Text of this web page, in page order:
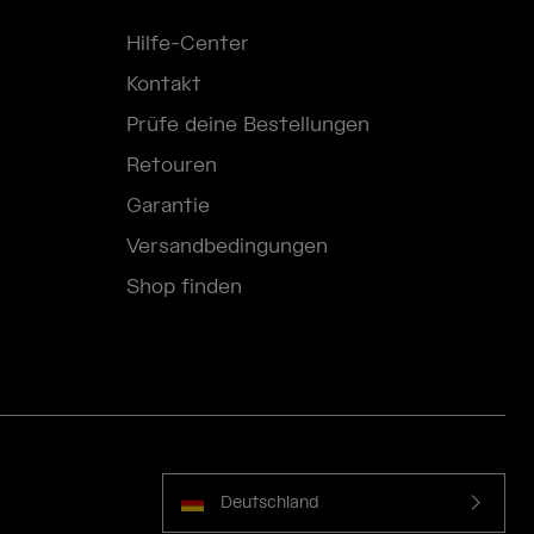
Hilfe-Center
Kontakt
Prüfe deine Bestellungen
Retouren
Garantie
Versandbedingungen
Shop finden
Deutschland